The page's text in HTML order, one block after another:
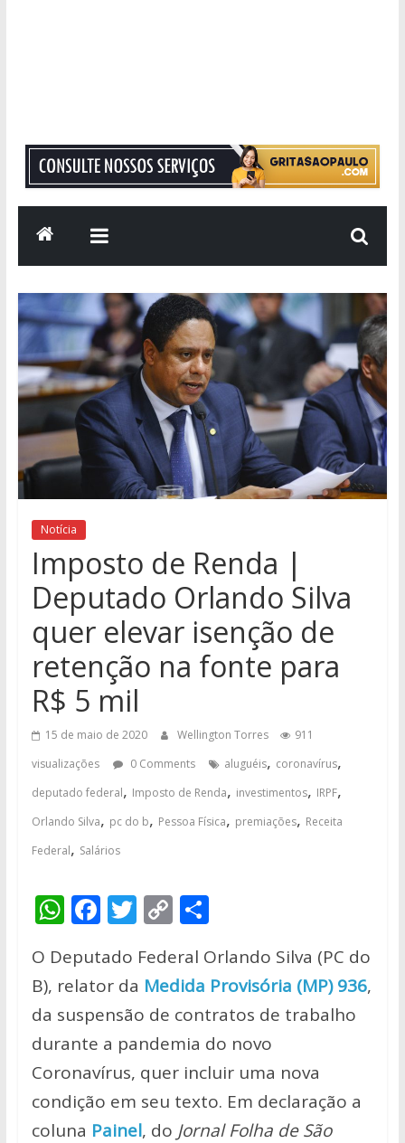
Grita
São
Paulo
Informação
com
Responsabilidade
Notícia
Imposto de Renda |
Deputado Orlando Silva
quer elevar isenção de
retenção na fonte para
R$ 5 mil
15 de maio de 2020 Wellington Torres
911
visualizações
0 Comments aluguéis, coronavírus,
deputado federal, Imposto de Renda, investimentos, IRPF,
Orlando Silva, pc do b, Pessoa Física, premiações, Receita
Federal, Salários
W
at
s
A
p
p
F
e
b
o
o
k
T
itt
er
C
p
y
Li
n
k
S
ar
e
O Deputado Federal Orlando Silva (PC do
B), relator da Medida Provisória (MP) 936,
da suspensão de contratos de trabalho
durante a pandemia do novo
Coronavírus, quer incluir uma nova
condição em seu texto. Em declaração a
coluna Painel, do Jornal Folha de São